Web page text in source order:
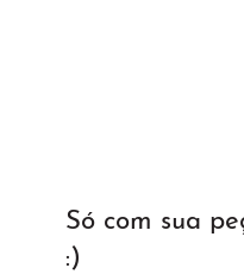
Só com sua
:)